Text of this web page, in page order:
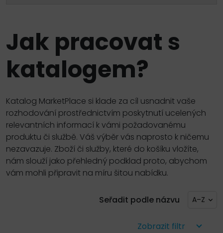
Jak pracovat s
katalogem?
Katalog MarketPlace si klade za cíl usnadnit vaše
rozhodování prostřednictvím poskytnutí ucelených
relevantních informací k vámi požadovanému
produktu či službě. Váš výběr vás naprosto k ničemu
nezavazuje. Zboží či služby, které do košíku vložíte,
nám slouží jako přehledný podklad proto, abychom
vám mohli připravit na míru šitou nabídku.
Seřadit podle názvu A–Z
Zobrazit filtr